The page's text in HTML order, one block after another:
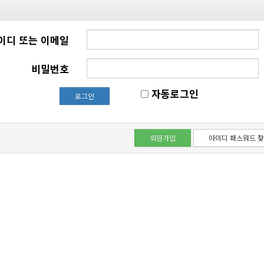
디 또는 이메일
비밀번호
로그인 자동로그인
회원가입 아이디 패스워드